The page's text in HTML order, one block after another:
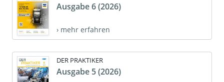
Ausgabe 6 (2026)
› mehr erfahren
DER PRAKTIKER
Ausgabe 5 (2026)